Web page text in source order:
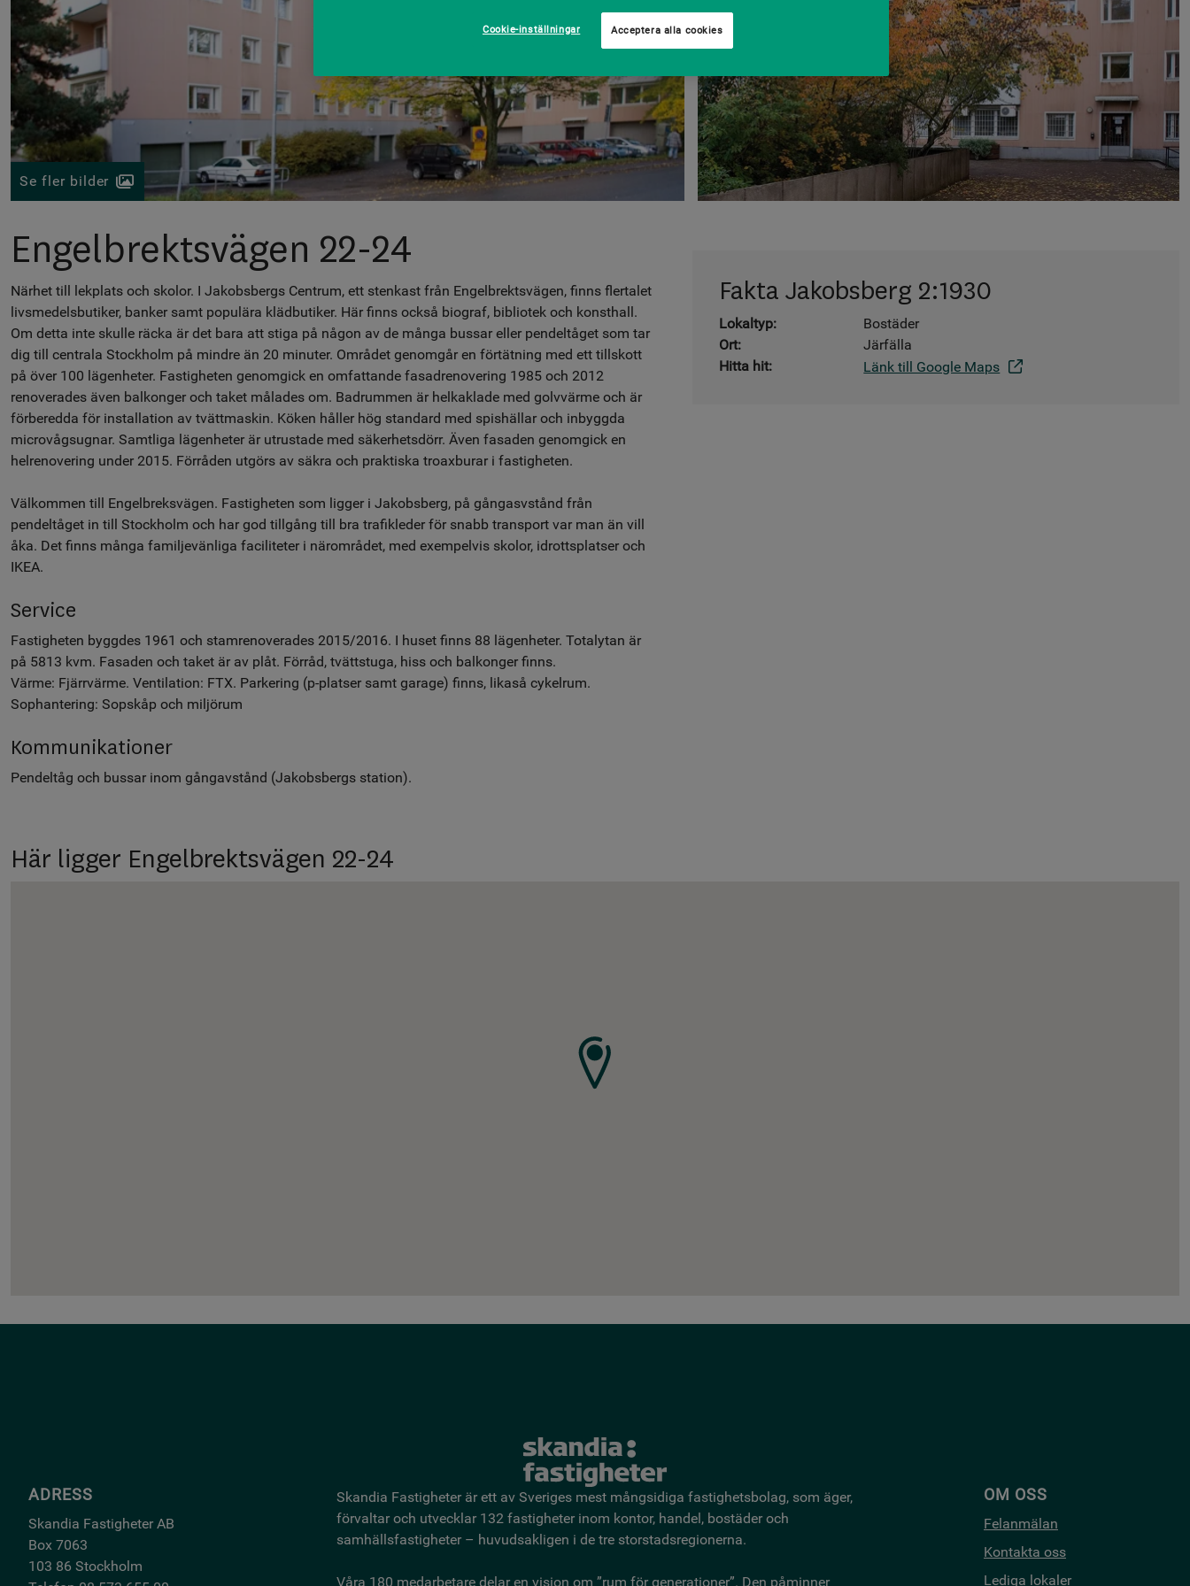
Se fler bilder
Engelbrektsvägen 22-24
Närhet till lekplats och skolor. I Jakobsbergs Centrum, ett stenkast från Engelbrektsvägen, finns flertalet
livsmedelsbutiker, banker samt populära klädbutiker. Här finns också biograf, bibliotek och konsthall.
Om detta inte skulle räcka är det bara att stiga på någon av de många bussar eller pendeltåget som tar
dig till centrala Stockholm på mindre än 20 minuter. Området genomgår en förtätning med ett tillskott
på över 100 lägenheter. Fastigheten genomgick en omfattande fasadrenovering 1985 och 2012
renoverades även balkonger och taket målades om. Badrummen är helkaklade med golvvärme och är
förberedda för installation av tvättmaskin. Köken håller hög standard med spishällar och inbyggda
microvågsugnar. Samtliga lägenheter är utrustade med säkerhetsdörr. Även fasaden genomgick en
helrenovering under 2015. Förråden utgörs av säkra och praktiska troaxburar i fastigheten.
Välkommen till Engelbreksvägen. Fastigheten som ligger i Jakobsberg, på gångasvstånd från
pendeltåget in till Stockholm och har god tillgång till bra trafikleder för snabb transport var man än vill
åka. Det finns många familjevänliga faciliteter i närområdet, med exempelvis skolor, idrottsplatser och
IKEA.
Service
Fastigheten byggdes 1961 och stamrenoverades 2015/2016. I huset finns 88 lägenheter. Totalytan är
på 5813 kvm. Fasaden och taket är av plåt. Förråd, tvättstuga, hiss och balkonger finns.
Värme: Fjärrvärme. Ventilation: FTX. Parkering (p-platser samt garage) finns, likaså cykelrum.
Sophantering: Sopskåp och miljörum
Kommunikationer
Pendeltåg och bussar inom gångavstånd (Jakobsbergs station).
Fakta Jakobsberg 2:1930
Lokaltyp:
Bostäder
Ort:
Järfälla
Hitta hit:
Länk till Google Maps
Här ligger Engelbrektsvägen 22-24
ADRESS
Skandia Fastigheter AB
Box 7063
103 86 Stockholm
Skandia Fastigheter är ett av Sveriges mest mångsidiga fastighetsbo­lag, som äger,
förvaltar och utvecklar 132 fastigheter inom kontor, handel, bostäder och
samhällsfastigheter – huvudsakligen i de tre storstadsregionerna.
Våra 180 medarbetare delar en vision om ”rum för generationer”. Den påminner
OM OSS
Felanmälan
Kontakta oss
Lediga lokaler
Cookie-inställningar Acceptera alla cookies